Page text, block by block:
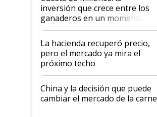
inversión que crece entre los
ganaderos en un momento
histórico para la actividad
La hacienda recuperó precio,
pero el mercado ya mira el
próximo techo
China y la decisión que puede
cambiar el mercado de la carne